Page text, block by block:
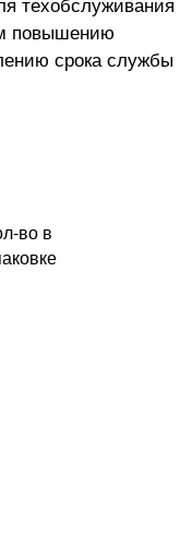
повышению
срока службы
во в